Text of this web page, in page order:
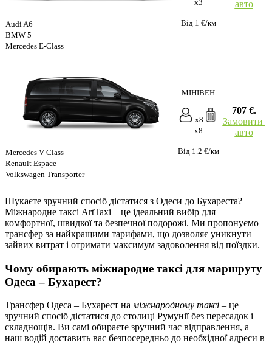
Audi A6
BMW 5
Mercedes E-Class
x3
Від 1 €/км
авто
Mercedes V-Class
Renault Espace
Volkswagen Transporter
МІНІВЕН
x8
x8
Від 1.2 €/км
707 €.
Замовити
авто
Шукаєте зручний спосіб дістатися з Одеси до Бухареста?
Міжнародне таксі ArtTaxi – це ідеальний вибір для
комфортної, швидкої та безпечної подорожі. Ми пропонуємо
трансфер за найкращими тарифами, що дозволяє уникнути
зайвих витрат і отримати максимум задоволення від поїздки.
Чому обирають міжнародне таксі для маршруту
Одеса – Бухарест?
Трансфер Одеса – Бухарест на міжнародному таксі – це
зручний спосіб дістатися до столиці Румунії без пересадок і
складнощів. Ви самі обираєте зручний час відправлення, а
наш водій доставить вас безпосередньо до необхідної адреси в